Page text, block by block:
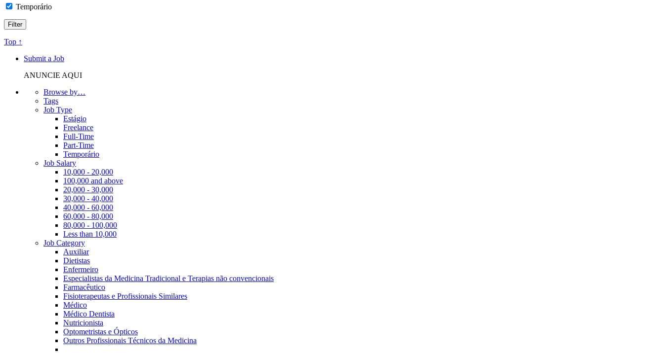
Temporário
Top ↑
Submit a Job
ANUNCIE AQUI
Browse by…
Tags
Job Type
Estágio
Freelance
Full-Time
Part-Time
Temporário
Job Salary
10,000 - 20,000
100,000 and above
20,000 - 30,000
30,000 - 40,000
40,000 - 60,000
60,000 - 80,000
80,000 - 100,000
Less than 10,000
Job Category
Auxiliar
Dietistas
Enfermeiro
Especialistas da Medicina Tradicional e Terapias não convencionais
Farmacêutico
Fisioterapeutas e Profissionais Similares
Médico
Médico Dentista
Nutricionista
Optometristas e Ópticos
Outros Profissionais Técnicos da Medicina